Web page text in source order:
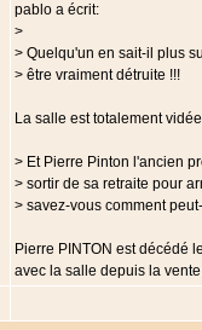
pablo a écrit:
>
> Quelqu'un en sait-il plus
> être vraiment détruite !!!
La salle est totalement
> Et Pierre Pinton l'ancien
> sortir de sa retraite pour
> savez-vous comment
Pierre PINTON est décédé
avec la salle depuis la